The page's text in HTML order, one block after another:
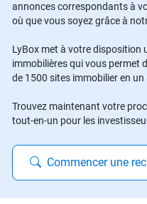
annonces correspondants à
où que vous soyez grâce à
LyBox met à votre disposition
immobilières qui vous permet
de 1500 sites immobilier en un
Trouvez maintenant votre
tout-en-un pour les
Commencer une